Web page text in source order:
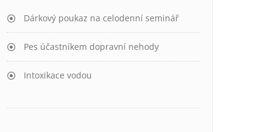
Dárkový poukaz na celodenní seminář
Pes účastníkem dopravní nehody
Intoxikace vodou